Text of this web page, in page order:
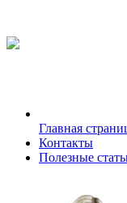
Главная
Контакты
Полезные